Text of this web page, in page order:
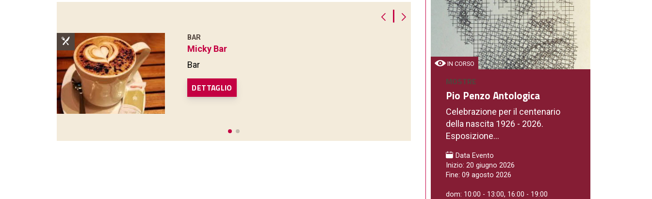
BAR
Micky Bar
Bar
DETTAGLIO
GELATERIE
El Gelataro De Magrè
Bar - Gelateria
|
IN CORSO
MOSTRE
Pio Penzo Antologica
Celebrazione per il centenario
della nascita 1926 - 2026.
Esposizione...
Data Evento
Inizio: 20 giugno 2026
Fine: 09 agosto 2026
dom: 10:00 - 13:00, 16:00 - 19:00